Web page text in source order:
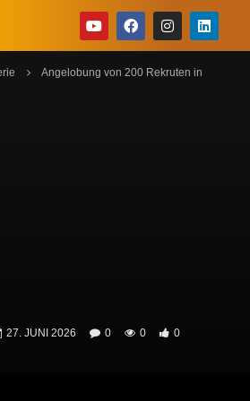
Angelobung von 200 Rekruten in
27. JUNI 2026 0 0 0